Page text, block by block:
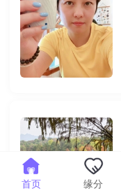
首页 缘分